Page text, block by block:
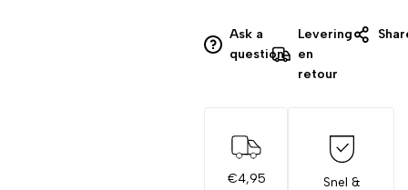
Ask a
question
Levering
en
retour
€4,95
Snel &